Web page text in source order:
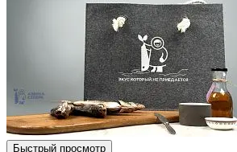
Быстрый просмотр